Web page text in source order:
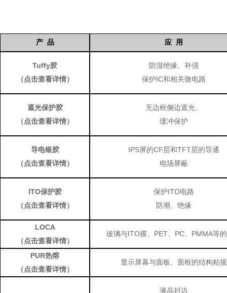
产 品 应 用
Tuffy胶
（点击查看详情）
防湿绝缘、补强
保护IC和相关微电路
遮光保护胶
（点击查看详情）
无边框侧边遮光、
缓冲保护
导电银胶
（点击查看详情）
IPS屏的CF层和TFT层的导通
电场屏蔽
ITO保护胶
（点击查看详情）
保护ITO电路
防潮、绝缘
LOCA
（点击查看详情）
玻璃与ITO膜、PET、PC、PMMA等
PUR热熔
（点击查看详情）
显示屏幕与面板、面框的结构粘接
液晶封边